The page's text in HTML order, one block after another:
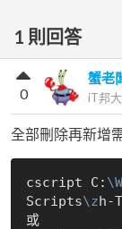
1 則回答
蟹老
iT邦
0
全部刪除再新增
cscript C: \W
Scripts\zh-
或